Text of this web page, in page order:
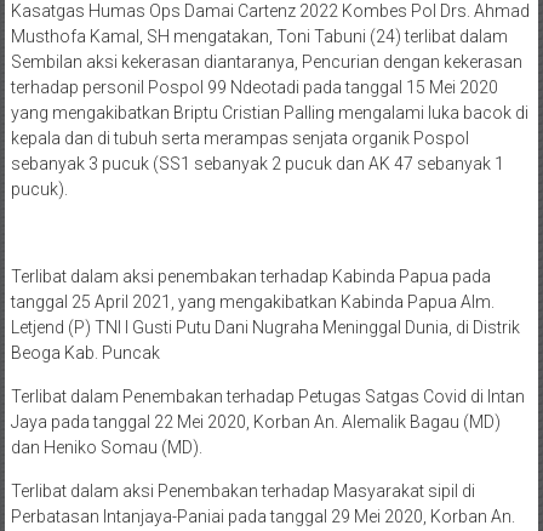
Kasatgas Humas Ops Damai Cartenz 2022 Kombes Pol Drs. Ahmad
Musthofa Kamal, SH mengatakan, Toni Tabuni (24) terlibat dalam
Sembilan aksi kekerasan diantaranya, Pencurian dengan kekerasan
terhadap personil Pospol 99 Ndeotadi pada tanggal 15 Mei 2020
yang mengakibatkan Briptu Cristian Palling mengalami luka bacok di
kepala dan di tubuh serta merampas senjata organik Pospol
sebanyak 3 pucuk (SS1 sebanyak 2 pucuk dan AK 47 sebanyak 1
pucuk).
Terlibat dalam aksi penembakan terhadap Kabinda Papua pada
tanggal 25 April 2021, yang mengakibatkan Kabinda Papua Alm.
Letjend (P) TNI I Gusti Putu Dani Nugraha Meninggal Dunia, di Distrik
Beoga Kab. Puncak
Terlibat dalam Penembakan terhadap Petugas Satgas Covid di Intan
Jaya pada tanggal 22 Mei 2020, Korban An. Alemalik Bagau (MD)
dan Heniko Somau (MD).
Terlibat dalam aksi Penembakan terhadap Masyarakat sipil di
Perbatasan Intanjaya-Paniai pada tanggal 29 Mei 2020, Korban An.